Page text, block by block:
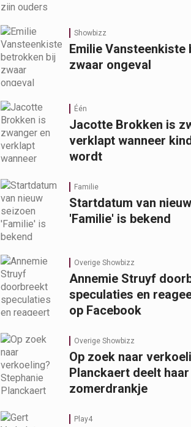
Showbizz
Emilie Vansteenkiste
zwaar ongeval
Één
Jacotte Brokken is
verklapt wanneer
wordt
Familie
Startdatum van
'Familie' is bekend
Overige Showbizz
Annemie Struyf
speculaties en
op Facebook
Overige Showbizz
Op zoek naar
Planckaert deelt
zomerdrankje
Play4